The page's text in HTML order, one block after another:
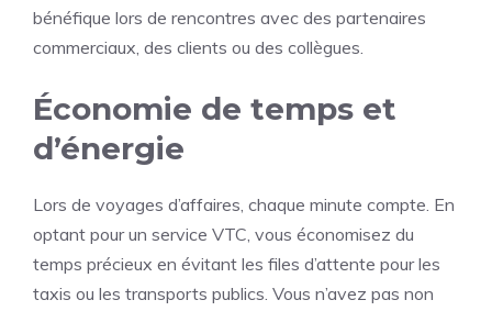
bénéfique lors de rencontres avec des partenaires
commerciaux, des clients ou des collègues.
Économie de temps et
d’énergie
Lors de voyages d’affaires, chaque minute compte. En
optant pour un service VTC, vous économisez du
temps précieux en évitant les files d’attente pour les
taxis ou les transports publics. Vous n’avez pas non